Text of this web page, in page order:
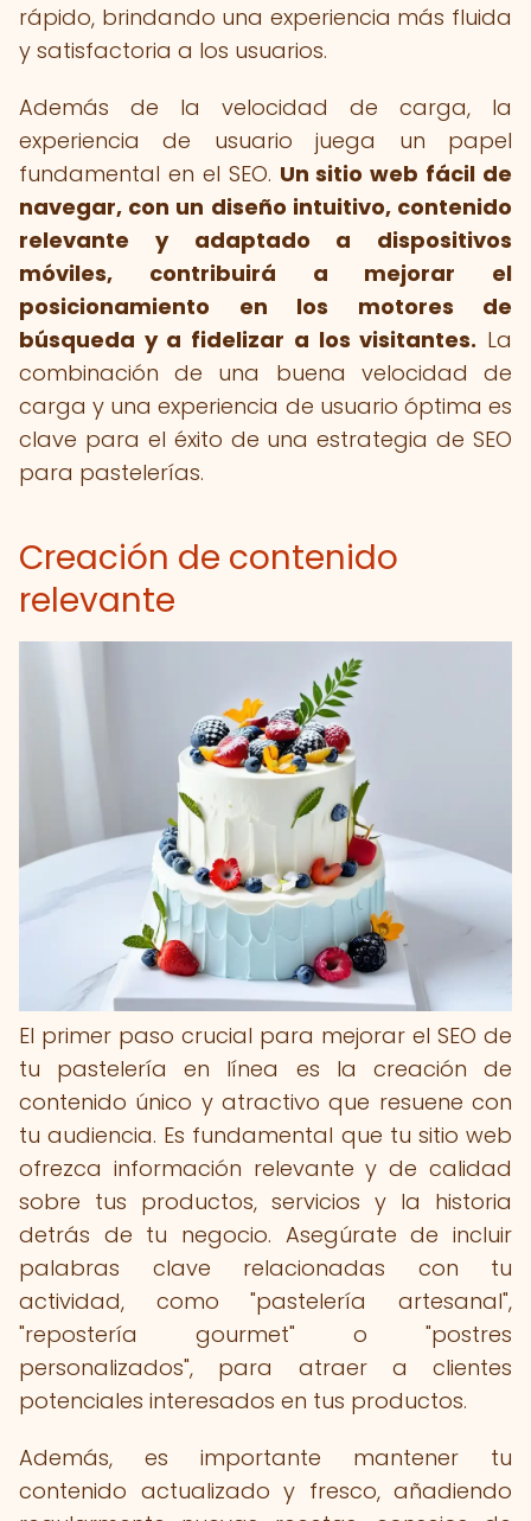
rápido, brindando una experiencia más fluida
y satisfactoria a los usuarios.
Además de la velocidad de carga, la
experiencia de usuario juega un papel
fundamental en el SEO. Un sitio web fácil de
navegar, con un diseño intuitivo, contenido
relevante y adaptado a dispositivos
móviles, contribuirá a mejorar el
posicionamiento en los motores de
búsqueda y a fidelizar a los visitantes. La
combinación de una buena velocidad de
carga y una experiencia de usuario óptima es
clave para el éxito de una estrategia de SEO
para pastelerías.
Creación de contenido
relevante
El primer paso crucial para mejorar el SEO de
tu pastelería en línea es la creación de
contenido único y atractivo que resuene con
tu audiencia. Es fundamental que tu sitio web
ofrezca información relevante y de calidad
sobre tus productos, servicios y la historia
detrás de tu negocio. Asegúrate de incluir
palabras clave relacionadas con tu
actividad, como "pastelería artesanal",
"repostería gourmet" o "postres
personalizados", para atraer a clientes
potenciales interesados en tus productos.
Además, es importante mantener tu
contenido actualizado y fresco, añadiendo